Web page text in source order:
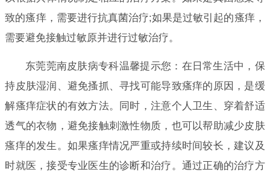
致的瘙痒，需要进行抗真菌治疗;如果是过敏引起的瘙痒，
需要避免接触过敏原并进行过敏治疗。
东莞莞南皮肤病专科温馨提示您：在日常生活中，保
持皮肤湿润、避免搔抓、寻找可能导致瘙痒的原因，是缓
解瘙痒症状的有效方法。同时，注意个人卫生、穿着舒适
透气的衣物，避免接触刺激性物质，也可以帮助减少皮肤
瘙痒的发生。如果瘙痒情况严重或持续时间较长，建议及
时就医，接受专业医生的诊断和治疗。通过正确的治疗方